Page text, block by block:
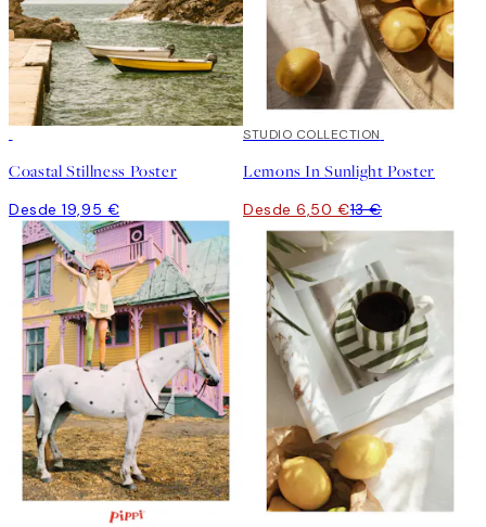
Coastal Stillness Poster
Desde 19,95 €
50%*
STUDIO COLLECTION
Lemons In Sunlight Poster
Desde 6,50 €13 €